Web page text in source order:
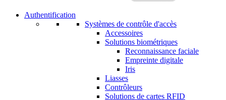
Authentification
Systèmes de contrôle d'accès
Accessoires
Solutions biométriques
Reconnaissance faciale
Empreinte digitale
Iris
Liasses
Contrôleurs
Solutions de cartes RFID